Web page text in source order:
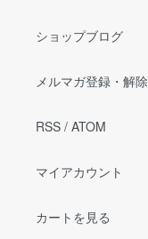
ショップブログ
メルマガ登録・解除
RSS / ATOM
マイアカウント
カートを見る